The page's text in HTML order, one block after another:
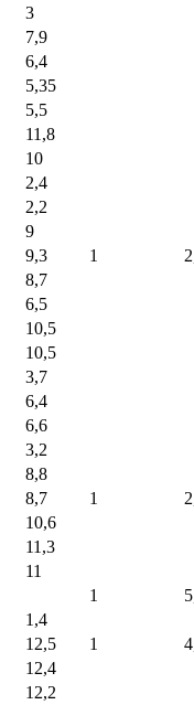
3
7,9
6,4
5,35
5,5
11,8
10
2,4
2,2
9
9,3 1
8,7
6,5
10,5
10,5
3,7
6,4
6,6
3,2
8,8
8,7 1
10,6
11,3
11
1
1,4
12,5 1
12,4
12,2